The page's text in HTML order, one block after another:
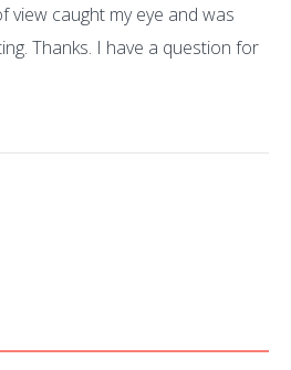
view caught my eye and was
Thanks. I have a question for